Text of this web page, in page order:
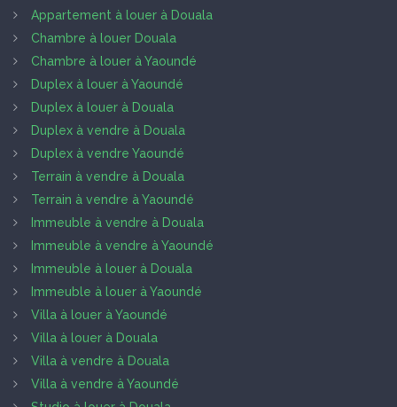
Appartement à louer à Douala
Chambre à louer Douala
Chambre à louer à Yaoundé
Duplex à louer à Yaoundé
Duplex à louer à Douala
Duplex à vendre à Douala
Duplex à vendre Yaoundé
Terrain à vendre à Douala
Terrain à vendre à Yaoundé
Immeuble à vendre à Douala
Immeuble à vendre à Yaoundé
Immeuble à louer à Douala
Immeuble à louer à Yaoundé
Villa à louer à Yaoundé
Villa à louer à Douala
Villa à vendre à Douala
Villa à vendre à Yaoundé